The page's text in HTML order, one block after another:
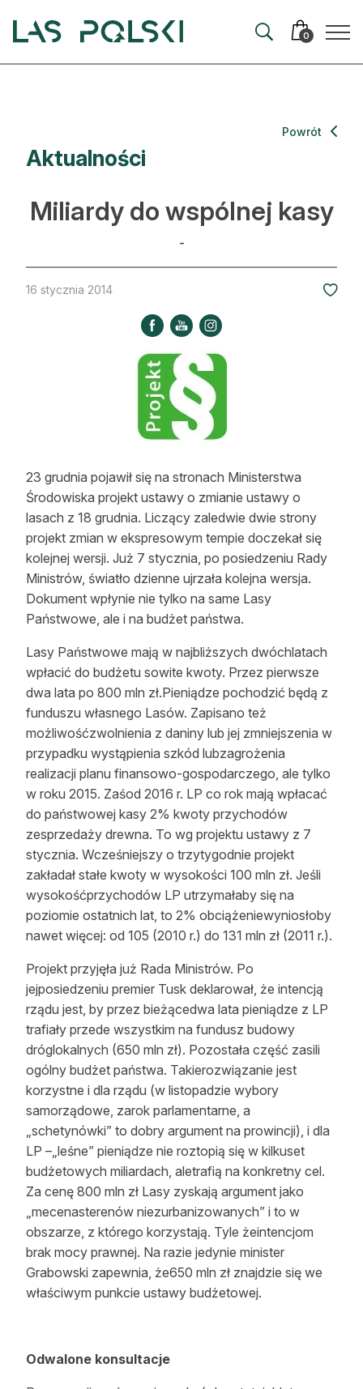
0
Artykuły
Hodowla lasu
Nowe technologie
Kultura i historia
Leśnik na zakupach
Z zagranicy
Edukacja
Lasy prywatne
100 lat „Lasu Polskiego”
Prenumerata
Reklama
Zostań autorem
Archiwum
Kontakt
Aktualności
Powrót
Miliardy do wspólnej kasy
-
16 stycznia 2014
23 grudnia pojawił się na stronach Ministerstwa
Środowiska projekt ustawy o zmianie ustawy o
lasach z 18 grudnia. Liczący zaledwie dwie strony
projekt zmian w ekspresowym tempie doczekał się
kolejnej wersji. Już 7 stycznia, po posiedzeniu Rady
Ministrów, światło dzienne ujrzała kolejna wersja.
Dokument wpłynie nie tylko na same Lasy
Państwowe, ale i na budżet państwa.
Lasy Państwowe mają w najbliższych dwóchlatach
wpłacić do budżetu sowite kwoty. Przez pierwsze
dwa lata po 800 mln zł.Pieniądze pochodzić będą z
funduszu własnego Lasów. Zapisano też
możliwośćzwolnienia z daniny lub jej zmniejszenia w
przypadku wystąpienia szkód lubzagrożenia
realizacji planu finansowo-gospodarczego, ale tylko
w roku 2015. Zaśod 2016 r. LP co rok mają wpłacać
do państwowej kasy 2% kwoty przychodów
zesprzedaży drewna. To wg projektu ustawy z 7
stycznia. Wcześniejszy o trzytygodnie projekt
zakładał stałe kwoty w wysokości 100 mln zł. Jeśli
wysokośćprzychodów LP utrzymałaby się na
poziomie ostatnich lat, to 2% obciążeniewyniosłoby
nawet więcej: od 105 (2010 r.) do 131 mln zł (2011 r.).
Projekt przyjęła już Rada Ministrów. Po
jejposiedzeniu premier Tusk deklarował, że intencją
rządu jest, by przez bieżącedwa lata pieniądze z LP
trafiały przede wszystkim na fundusz budowy
dróglokalnych (650 mln zł). Pozostała część zasili
ogólny budżet państwa. Takierozwiązanie jest
korzystne i dla rządu (w listopadzie wybory
samorządowe, zarok parlamentarne, a
„schetynówki” to dobry argument na prowincji), i dla
LP –„leśne” pieniądze nie roztopią się w kilkuset
budżetowych miliardach, aletrafią na konkretny cel.
Za cenę 800 mln zł Lasy zyskają argument jako
„mecenasterenów niezurbanizowanych” i to w
obszarze, z którego korzystają. Tyle żeintencjom
brak mocy prawnej. Na razie jedynie minister
Grabowski zapewnia, że650 mln zł znajdzie się we
właściwym punkcie ustawy budżetowej.
Odwalone konsultacje